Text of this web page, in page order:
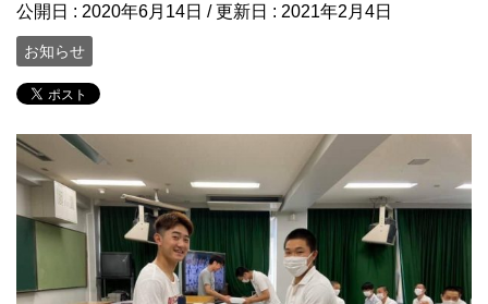
公開日 : 2020年6月14日 / 更新日 : 2021年2月4日
お知らせ